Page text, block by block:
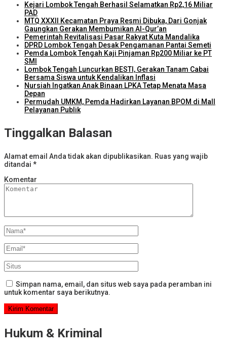
Kejari Lombok Tengah Berhasil Selamatkan Rp2,16 Miliar
PAD
MTQ XXXII Kecamatan Praya Resmi Dibuka, Dari Gonjak
Gaungkan Gerakan Membumikan Al-Qur’an
Pemerintah Revitalisasi Pasar Rakyat Kuta Mandalika
DPRD Lombok Tengah Desak Pengamanan Pantai Semeti
Pemda Lombok Tengah Kaji Pinjaman Rp200 Miliar ke PT
SMI
Lombok Tengah Luncurkan BESTI, Gerakan Tanam Cabai
Bersama Siswa untuk Kendalikan Inflasi
Nursiah Ingatkan Anak Binaan LPKA Tetap Menata Masa
Depan
Permudah UMKM, Pemda Hadirkan Layanan BPOM di Mall
Pelayanan Publik
Tinggalkan Balasan
Alamat email Anda tidak akan dipublikasikan. Ruas yang wajib
ditandai *
Komentar
Simpan nama, email, dan situs web saya pada peramban ini
untuk komentar saya berikutnya.
Hukum & Kriminal